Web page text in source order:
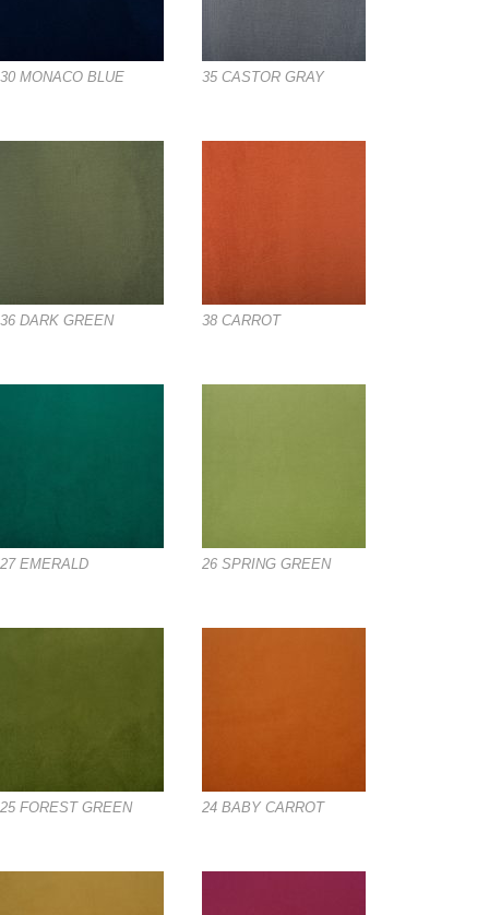
30 MONACO BLUE 35 CASTOR GRAY
36 DARK GREEN 38 CARROT
27 EMERALD 26 SPRING GREEN
25 FOREST GREEN 24 BABY CARROT